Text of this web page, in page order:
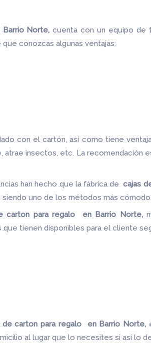
Barrio Norte,cuenta con un equipo de
conozcas algunas ventajas:
con el cartón, así como tiene
atrae insectos, etc. La recomendación
han hecho que la fábrica decajas
uno de los métodos más
carton para regalo en Barrio Norte,
tienen disponibles para el cliente
de carton para regalo en Barrio Norte,
al lugar que lo necesites si así lo